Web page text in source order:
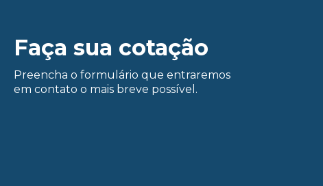
Faça sua cotação
Preencha o formulário que entraremos
em contato o mais breve possível.